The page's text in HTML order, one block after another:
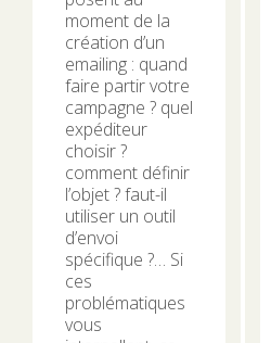
moment de la
création d’un
emailing : quand
faire partir votre
campagne ? quel
expéditeur
choisir ?
comment définir
l’objet ? faut-il
utiliser un outil
d’envoi
spécifique ?… Si
ces
problématiques
vous